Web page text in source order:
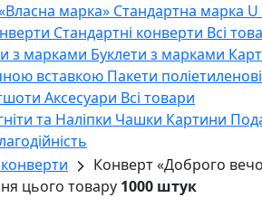
марка» Стандартна марка U
Стандартні конверти Всі
з марками Буклети з марками
вставкою Пакети
Аксесуари Всі товари
та Наліпки Чашки Картини
Конверт «Доброго
цього товару 1000 штук